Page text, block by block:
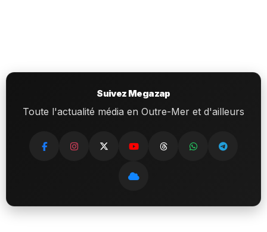
Suivez Megazap
Toute l'actualité média en Outre-Mer et d'ailleurs